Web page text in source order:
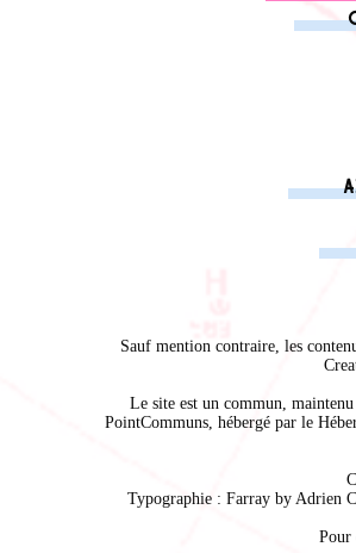
Sauf mention contraire, les
Le site est un commun,
PointCommuns, hébergé par le
Typographie : Farray by Adrien
Pour